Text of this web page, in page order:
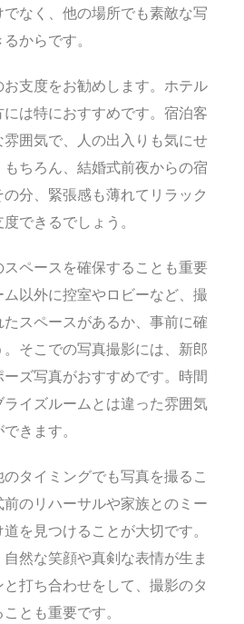
なく、他の場所でも素敵な写
からです。
お支度をお勧めします。ホテル
は特におすすめです。宿泊客
囲気で、人の出入りも気にせ
ちろん、結婚式前夜からの宿
分、緊張感も薄れてリラック
できるでしょう。
スペースを確保することも重要
以外に控室やロビーなど、撮
スペースがあるか、事前に確
そこでの写真撮影には、新郎
ズ写真がおすすめです。時間
イズルームとは違った雰囲気
きます。
タイミングでも写真を撮るこ
前のリハーサルや家族とのミー
を見つけることが大切です。
然な笑顔や真剣な表情が生ま
打ち合わせをして、撮影のタ
とも重要です。